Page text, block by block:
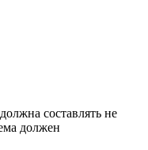
составлять не
должен